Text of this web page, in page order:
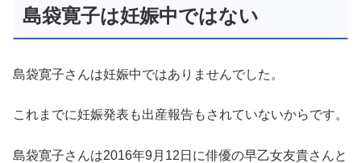
島袋寛子は妊娠中ではない
島袋寛子さんは妊娠中ではありませんでした。
これまでに妊娠発表も出産報告もされていないからです。
島袋寛子さんは2016年9月12日に俳優の早乙女友貴さんと